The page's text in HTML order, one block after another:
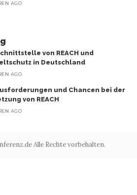
AGO
von REACH und
in Deutschland
AGO
und Chancen bei der
von REACH
AGO
Alle Rechte vorbehalten.